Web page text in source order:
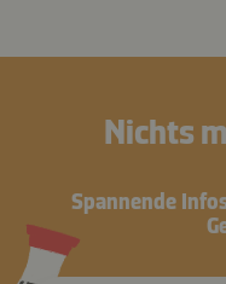
Nichts
Spannende